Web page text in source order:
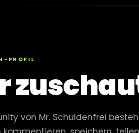
PROFIL
von Mr. Schuldenfrei